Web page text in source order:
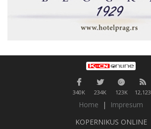
340K 234K 123K 12,123
Home |
Impresum
KOPERNIKUS ONLINE